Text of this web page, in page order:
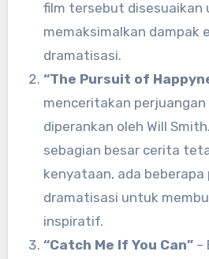
film tersebut disesuaikan
memaksimalkan dampak
dramatisasi.
“The Pursuit of
menceritakan perjuangan
diperankan oleh Will
sebagian besar cerita
kenyataan, ada beberapa
dramatisasi untuk
inspiratif.
“Catch Me If You Can” –